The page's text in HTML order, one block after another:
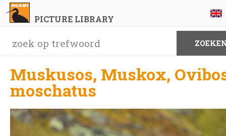
PICTURE LIBRARY
Muskusos, Muskox,
moschatus